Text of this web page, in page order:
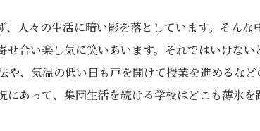
人々の生活に暗い影を落としています。そん
合い楽し気に笑いあいます。それではいけな
や、気温の低い日も戸を開けて授業を進めるな
あって、集団生活を続ける学校はどこも薄氷